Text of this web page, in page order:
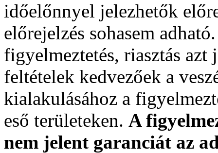
időelőnnyel jelezhetők
előrejelzés sohasem
figyelmeztetés, riasztás
feltételek kedvezőek a
kialakulásához a
eső területeken. A
nem jelent garanciát az